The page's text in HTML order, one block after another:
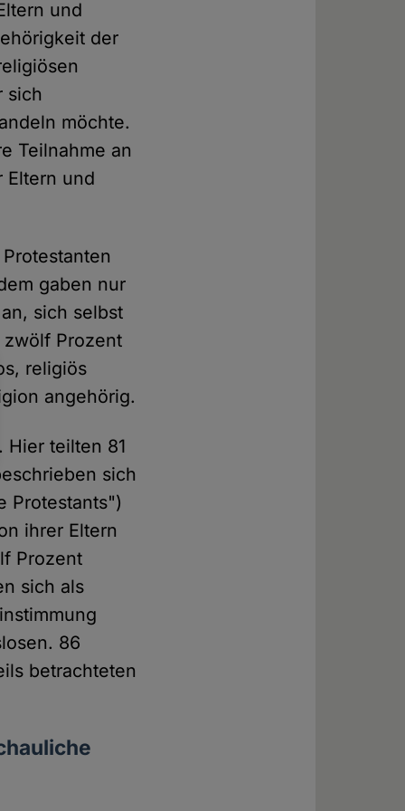
und
der
sich
möchte.
Teilnahme an
Eltern und
gaben nur
sich selbst
Prozent
religiös
angehörig.
Hier teilten 81
sich
Protestants")
ihrer Eltern
Prozent
sich als
86
betrachteten